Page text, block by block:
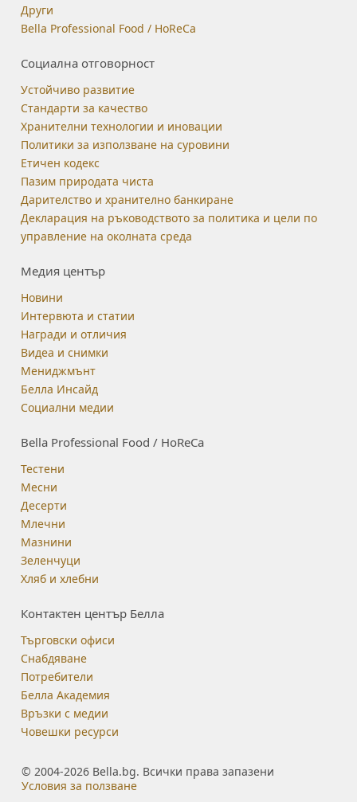
Други
Bella Professional Food / HoReCa
Социална отговорност
Устойчиво развитие
Стандарти за качество
Хранителни технологии и иновации
Политики за използване на суровини
Етичен кодекс
Пазим природата чиста
Дарителство и хранително банкиране
Декларация на ръководството за политика и цели по
управление на околната среда
Медия център
Новини
Интервюта и статии
Награди и отличия
Видеа и снимки
Мениджмънт
Белла Инсайд
Социални медии
Bella Professional Food / HoReCa
Тестени
Месни
Десерти
Млечни
Мазнини
Зеленчуци
Хляб и хлебни
Контактен център Белла
Търговски офиси
Снабдяване
Потребители
Белла Академия
Връзки с медии
Човешки ресурси
© 2004-2026 Bella.bg. Всички права запазени
Условия за ползване